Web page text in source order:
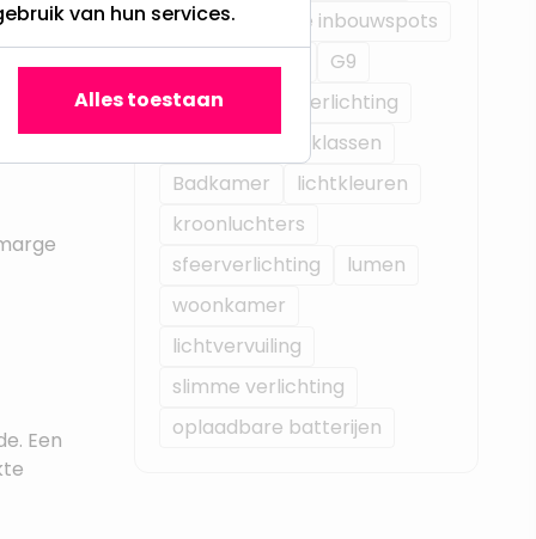
is
boorgat.
er is en
Een
Geïntegreerde inbouwspots
straatlampen
G9
Retrofit
railverlichting
1-fase rail
IP klassen
Badkamer
lichtkleuren
kroonluchters
sfeerverlichting
lumen
woonkamer
lichtvervuiling
slimme verlichting
oplaadbare batterijen
van hun services.
Alles toestaan